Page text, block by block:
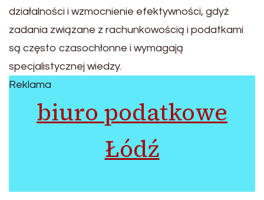
działalności i wzmocnienie efektywności, gdyż
zadania związane z rachunkowością i podatkami
są często czasochłonne i wymagają
specjalistycznej wiedzy.
Reklama
biuro podatkowe
Łódź